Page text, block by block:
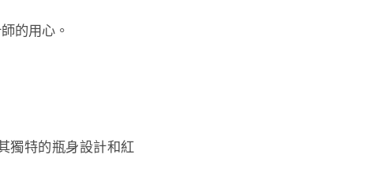
的用心。
獨特的瓶身設計和紅